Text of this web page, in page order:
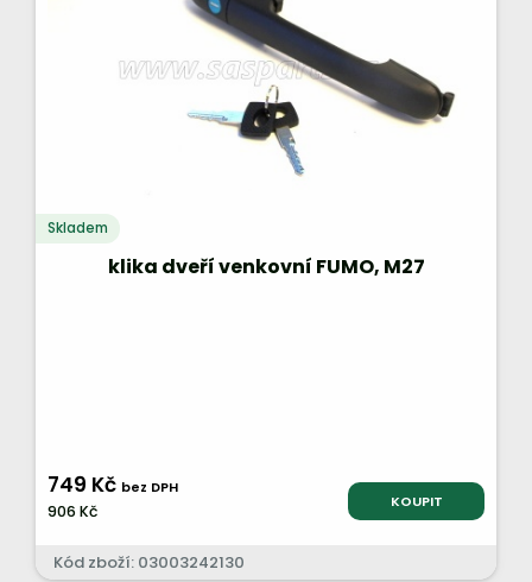
Skladem
klika dveří venkovní FUMO, M27
749 Kč bez DPH
906 Kč KOUPIT
Kód zboží: 03003242130